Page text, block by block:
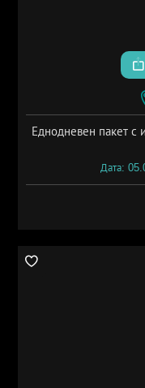
Еднодневен пакет с
Дата: